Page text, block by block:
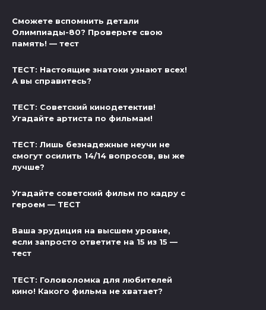
Сможете вспомнить детали
Олимпиады-80? Проверьте свою
память! — тест
ТЕСТ: Настоящие знатоки узнают всех!
А вы справитесь?
ТЕСТ: Советский кинодетектив!
Угадайте артиста по фильмам!
ТЕСТ: Лишь безнадежные неучи не
смогут осилить 14/14 вопросов, вы же
лучше?
Угадайте советский фильм по кадру с
героем — ТЕСТ
Ваша эрудиция на высшем уровне,
если запросто ответите на 15 из 15 —
тест
ТЕСТ: Головоломка для любителей
кино! Какого фильма не хватает?